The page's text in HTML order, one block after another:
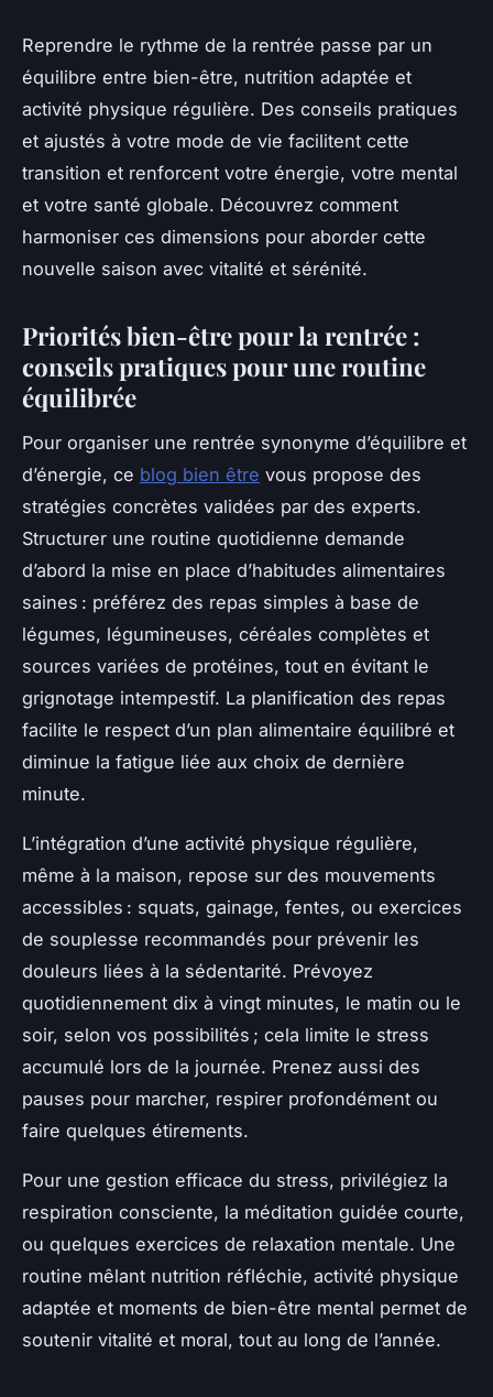
Reprendre le rythme de la rentrée passe par un
équilibre entre bien-être, nutrition adaptée et
activité physique régulière. Des conseils pratiques
et ajustés à votre mode de vie facilitent cette
transition et renforcent votre énergie, votre mental
et votre santé globale. Découvrez comment
harmoniser ces dimensions pour aborder cette
nouvelle saison avec vitalité et sérénité.
Priorités bien-être pour la rentrée :
conseils pratiques pour une routine
équilibrée
Pour organiser une rentrée synonyme d’équilibre et
d’énergie, ce blog bien être vous propose des
stratégies concrètes validées par des experts.
Structurer une routine quotidienne demande
d’abord la mise en place d’habitudes alimentaires
saines : préférez des repas simples à base de
légumes, légumineuses, céréales complètes et
sources variées de protéines, tout en évitant le
grignotage intempestif. La planification des repas
facilite le respect d’un plan alimentaire équilibré et
diminue la fatigue liée aux choix de dernière
minute.
L’intégration d’une activité physique régulière,
même à la maison, repose sur des mouvements
accessibles : squats, gainage, fentes, ou exercices
de souplesse recommandés pour prévenir les
douleurs liées à la sédentarité. Prévoyez
quotidiennement dix à vingt minutes, le matin ou le
soir, selon vos possibilités ; cela limite le stress
accumulé lors de la journée. Prenez aussi des
pauses pour marcher, respirer profondément ou
faire quelques étirements.
Pour une gestion efficace du stress, privilégiez la
respiration consciente, la méditation guidée courte,
ou quelques exercices de relaxation mentale. Une
routine mêlant nutrition réfléchie, activité physique
adaptée et moments de bien-être mental permet de
soutenir vitalité et moral, tout au long de l’année.